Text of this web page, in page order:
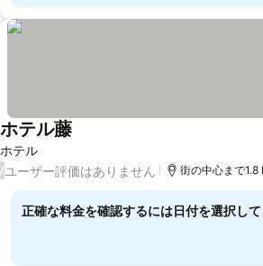
ホテル
ホテル藤
/ユーザー評価はありません 街の中心まで1.8
正確な料金を確認するには日付を選択し